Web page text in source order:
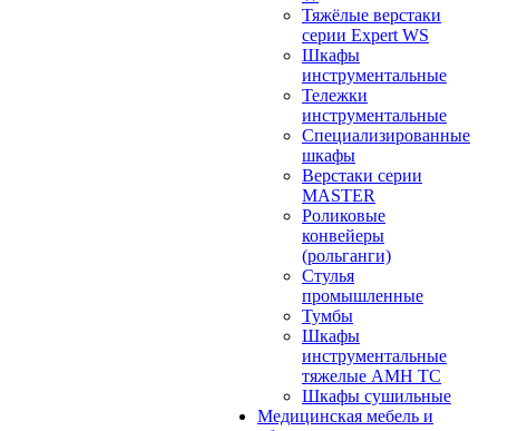
Тяжёлые верстаки
серии Expert WS
Шкафы
инструментальные
Тележки
инструментальные
Cпециализированные
шкафы
Верстаки серии
MASTER
Роликовые
конвейеры
(рольганги)
Стулья
промышленные
Тумбы
Шкафы
инструментальные
тяжелые АМН ТС
Шкафы сушильные
Медицинская мебель и